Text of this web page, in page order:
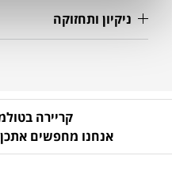
ניקיון ותחזוקה
קריירה
אנחנו מחפשים